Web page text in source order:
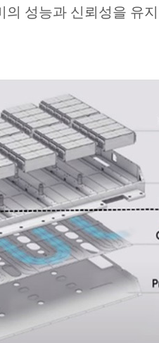
의 성능과 신뢰성을 유